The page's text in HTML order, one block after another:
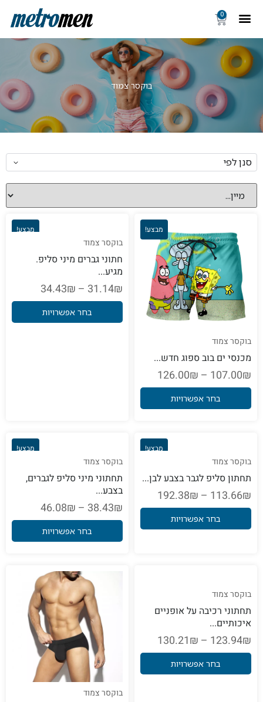
בוקסר צמוד
סנן לפי
מבצע!
בוקסר צמוד
מכנסי ים בוב ספוג חדש...
107.00
–
126.00 ₪
בחר אפשרויות
מבצע!
בוקסר צמוד
חתוני גברים מיני סליפ.
מגיע...
31.14
–
34.43 ₪
בחר אפשרויות
מבצע!
בוקסר צמוד
תחתון סליפ לגבר בצבע לבן...
113.66
–
192.38 ₪
בחר אפשרויות
מבצע!
בוקסר צמוד
תחתוני מיני סליפ לגברים,
בצבע...
38.43
–
46.08 ₪
בחר אפשרויות
בוקסר צמוד
תחתוני רכיבה על אופניים
איכותיים...
123.94
–
130.21 ₪
בחר אפשרויות
בוקסר צמוד